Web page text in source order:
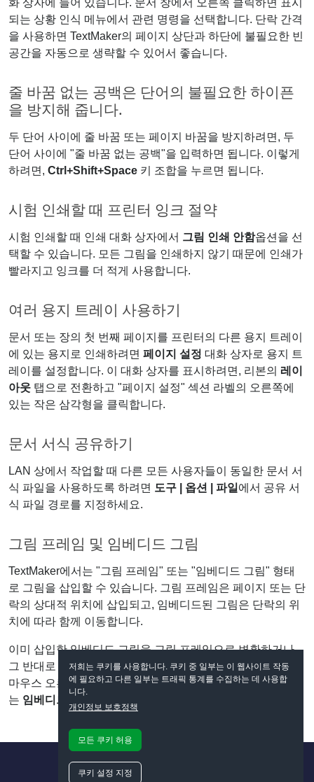
되는 상황 인식 메뉴에서 관련 명령을 선택합니다. 단락 간격
을 사용하면 TextMaker의 페이지 상단과 하단에 불필요한 빈
공간을 자동으로 생략할 수 있어서 좋습니다.
줄 바꿈 없는 공백은 단어의 불필요한 하이픈
을 방지해 줍니다.
두 단어 사이에 줄 바꿈 또는 페이지 바꿈을 방지하려면, 두
단어 사이에 "줄 바꿈 없는 공백"을 입력하면 됩니다. 이렇게
하려면, Ctrl+Shift+Space 키 조합을 누르면 됩니다.
시험 인쇄할 때 프린터 잉크 절약
시험 인쇄할 때 인쇄 대화 상자에서 그림 인쇄 안함옵션을 선
택할 수 있습니다. 모든 그림을 인쇄하지 않기 때문에 인쇄가
빨라지고 잉크를 더 적게 사용합니다.
여러 용지 트레이 사용하기
문서 또는 장의 첫 번째 페이지를 프린터의 다른 용지 트레이
에 있는 용지로 인쇄하려면 페이지 설정 대화 상자로 용지 트
레이를 설정합니다. 이 대화 상자를 표시하려면, 리본의 레이
아웃 탭으로 전환하고 "페이지 설정" 섹션 라벨의 오른쪽에
있는 작은 삼각형을 클릭합니다.
문서 서식 공유하기
LAN 상에서 작업할 때 다른 모든 사용자들이 동일한 문서 서
식 파일을 사용하도록 하려면 도구 | 옵션 | 파일 에서 공유 서
식 파일 경로를 지정하세요.
그림 프레임 및 임베디드 그림
TextMaker에서는 "그림 프레임" 또는 "임베디드 그림" 형태
로 그림을 삽입할 수 있습니다. 그림 프레임은 페이지 또는 단
락의 상대적 위치에 삽입되고, 임베디드된 그림은 단락의 위
치에 따라 함께 이동합니다.
이미 삽입한 임베디드 그림을 그림 프레임으로 변환하거나
그 반대로 변환하려면, TextMaker에서 해당 그림을 선택하여
마우스 오른쪽 단추를 클릭한 후에그림 프레임으로 변환
는 임베디드 개체로 변환
저희는 쿠키를 사용합니다. 쿠키 중 일부는 이 웹사이트 작동
에 필요하고 다른 일부는 트래픽 통계를 수집하는 데 사용합
니다.
개인정보 보호정책
모든 쿠키 허용
쿠키 설정 지정